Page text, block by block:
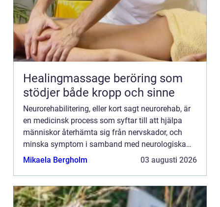
Healingmassage beröring som
stödjer både kropp och sinne
Neurorehabilitering, eller kort sagt neurorehab, är
en medicinsk process som syftar till att hjälpa
människor återhämta sig från nervskador, och
minska symptom i samband med neurologiska
sjukdomar. Denna process spelar...
Mikaela Bergholm 03 augusti 2026